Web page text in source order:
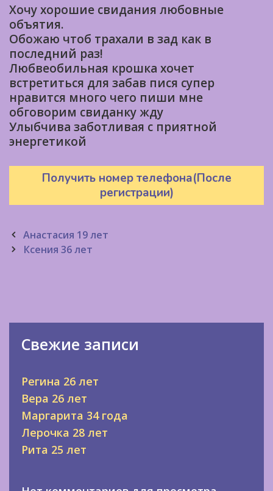
Хочу хорошие свидания любовные
объятия.
Обожаю чтоб трахали в зад как в
последний раз!
Любвеобильная крошка хочет
встретиться для забав пися супер
нравится много чего пиши мне
обговорим свиданку жду
Улыбчива заботливая с приятной
энергетикой
Получить номер телефона(После
регистрации)
Post
navigation
Анастасия 19 лет
Ксения 36 лет
Свежие записи
Регина 26 лет
Вера 26 лет
Маргарита 34 года
Лерочка 28 лет
Рита 25 лет